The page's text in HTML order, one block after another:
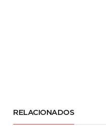
RELACIONADOS